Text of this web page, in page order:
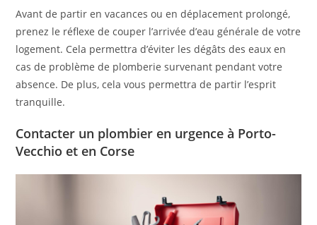
Avant de partir en vacances ou en déplacement prolongé,
prenez le réflexe de couper l’arrivée d’eau générale de votre
logement. Cela permettra d’éviter les dégâts des eaux en
cas de problème de plomberie survenant pendant votre
absence. De plus, cela vous permettra de partir l’esprit
tranquille.
Contacter un plombier en urgence à Porto-
Vecchio et en Corse